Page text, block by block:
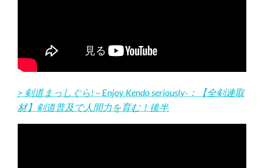
> 剣道まっしぐら! – Enjoy Kendo seriously-：【全剣連取
材】剣道普及で人間力を育む！後半